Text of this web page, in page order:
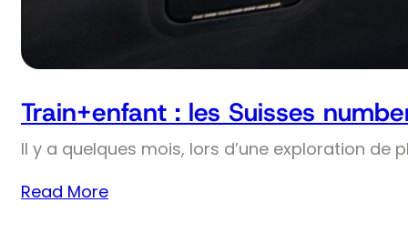
Train+enfant : les Suisses
Il y a quelques mois, lors d’une exploration de
Read More